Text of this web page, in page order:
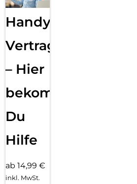
Handy
Vertragsabwicklung
– Hier
bekommst
Du
Hilfe
ab 14,99 €
inkl. MwSt.